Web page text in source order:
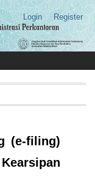
Login Register
(e-filing)